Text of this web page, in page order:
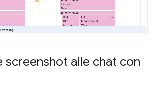
screenshot alle chat con